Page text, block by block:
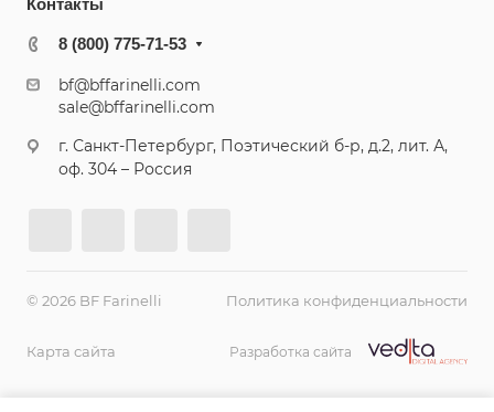
Контакты
8 (800) 775-71-53
bf@bffarinelli.com
sale@bffarinelli.com
г. Санкт-Петербург, Поэтический б-р, д.2, лит. А,
оф. 304 – Россия
© 2026 BF Farinelli Политика конфиденциальности
Карта сайта Разработка сайта